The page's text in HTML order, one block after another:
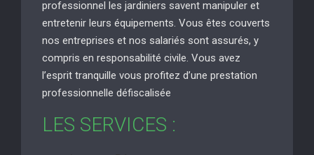
professionnel les jardiniers savent manipuler et
entretenir leurs équipements. Vous êtes couverts
nos entreprises et nos salariés sont assurés, y
compris en responsabilité civile. Vous avez
l’esprit tranquille vous profitez d’une prestation
professionnelle défiscalisée
LES SERVICES :